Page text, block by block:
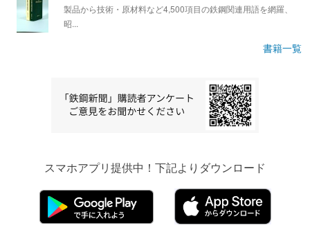
製品から技術・原材料など4,500項目の鉄鋼関連用語を網羅、
昭...
書籍一覧
スマホアプリ提供中！下記よりダウンロード